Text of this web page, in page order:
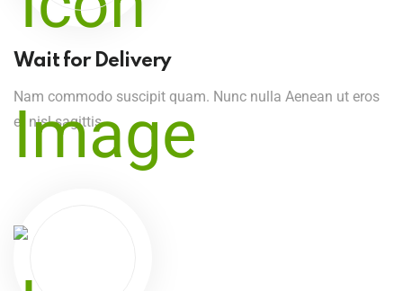
Wait for Delivery
Nam commodo suscipit quam. Nunc nulla Aenean ut eros
et nisl sagittis